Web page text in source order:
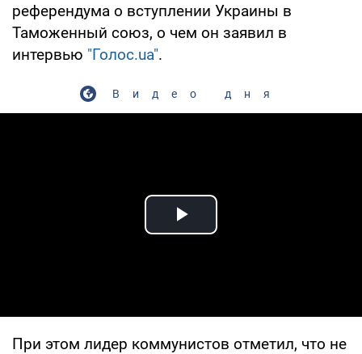
референдума о вступлении Украины в
Таможенный союз, о чем он заявил в
интервью "Голос.ua".
Видео дня
Play Video
При этом лидер коммунистов отметил, что не